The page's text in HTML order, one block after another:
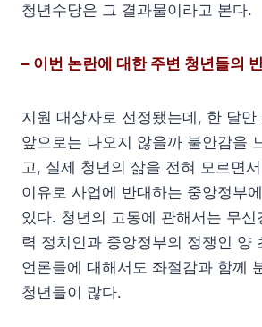
청년수당은 그 결과물이라고 본다.
– 이번 논란에 대한 주변 청년들의
지원 대상자로 선정됐는데, 한 달만
앞으로는 나오지 않을까 불안감을
고, 실제 청년의 삶을 전혀 모르면서
이유로 사업에 반대하는 중앙정부
있다. 청년의 고통에 관해서는 무신
력 정치인과 중앙정부의 정쟁인 양
언론들에 대해서도 좌절감과 함께
청년들이 많다.